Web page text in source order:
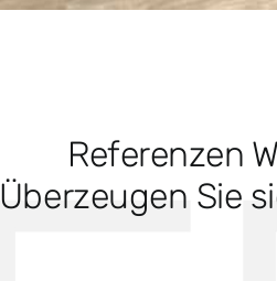
Referenzen
Überzeugen Sie